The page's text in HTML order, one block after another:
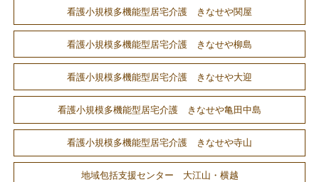
看護小規模多機能型居宅介護 きなせや関屋
看護小規模多機能型居宅介護 きなせや柳島
看護小規模多機能型居宅介護 きなせや大迎
看護小規模多機能型居宅介護 きなせや亀田中島
看護小規模多機能型居宅介護 きなせや寺山
地域包括支援センター 大江山・横越